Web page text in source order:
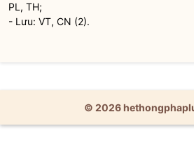
PL, TH;
- Lưu: VT, CN (2).
© 2026